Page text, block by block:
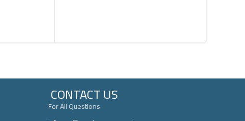
CONTACT US
For All Questions